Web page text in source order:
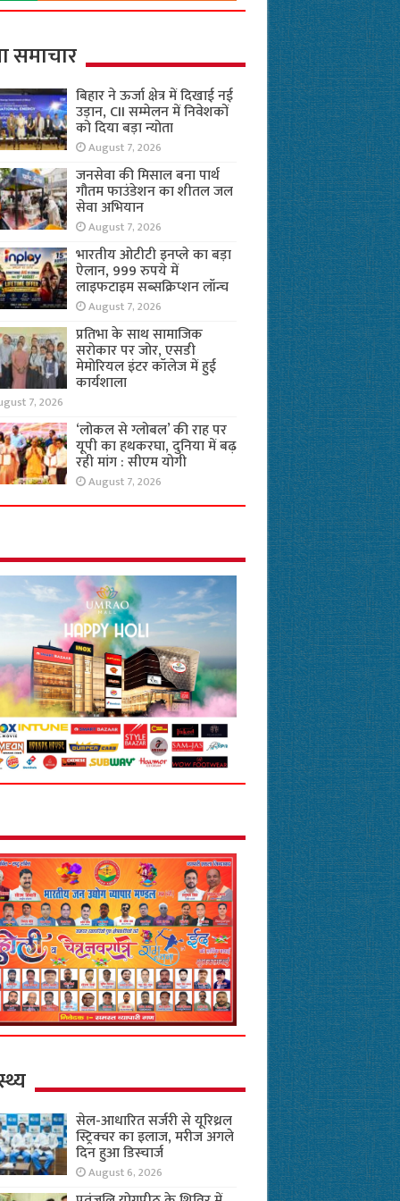
समाचार
बिहार ने ऊर्जा क्षेत्र में दिखाई नई
उड़ान, CII सम्मेलन में निवेशकों
को दिया बड़ा न्योता
August 7, 2026
जनसेवा की मिसाल बना पार्थ
गौतम फाउंडेशन का शीतल जल
सेवा अभियान
August 7, 2026
भारतीय ओटीटी इनप्ले का बड़ा
ऐलान, 999 रुपये में
लाइफटाइम सब्सक्रिप्शन लॉन्च
August 7, 2026
प्रतिभा के साथ सामाजिक
सरोकार पर जोर, एसडी
मेमोरियल इंटर कॉलेज में हुई
कार्यशाला
7, 2026
‘लोकल से ग्लोबल’ की राह पर
यूपी का हथकरघा, दुनिया में बढ़
रही मांग : सीएम योगी
August 7, 2026
सेल-आधारित सर्जरी से यूरिथ्रल
स्ट्रिक्चर का इलाज, मरीज अगले
दिन हुआ डिस्चार्ज
August 6, 2026